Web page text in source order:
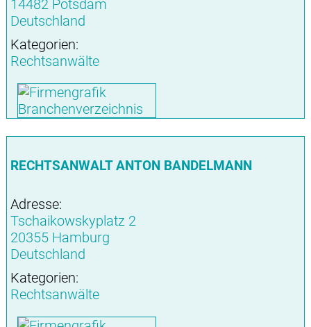
14482 Potsdam
Deutschland
Kategorien:
Rechtsanwälte
RECHTSANWALT ANTON BANDELMANN
Adresse:
Tschaikowskyplatz 2
20355 Hamburg
Deutschland
Kategorien:
Rechtsanwälte